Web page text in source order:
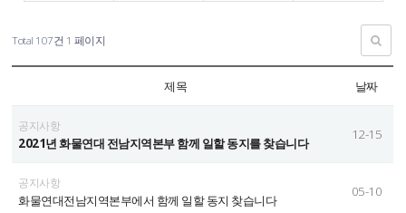
Total 107건 1 페이지
제목 날짜
공지사항
2021년 화물연대 전남지역본부 함께 일할 동지를 찾습니다
12-15
공지사항
화물연대전남지역본부에서 함께 일할 동지 찾습니다
05-10